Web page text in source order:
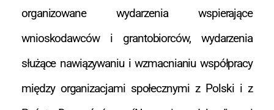
organizowane wydarzenia wspierające
wnioskodawców i grantobiorców, wydarzenia
służące nawiązywaniu i wzmacnianiu współpracy
między organizacjami społecznymi z Polski i z